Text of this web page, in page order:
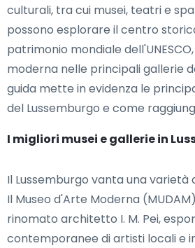
culturali, tra cui musei, teatri e
possono esplorare il centro
patrimonio mondiale
moderna nelle principali gallerie
guida mette in evidenza le
del Lussemburgo e come
I migliori musei e gallerie in
Il Lussemburgo vanta una varietà
Il Museo d'Arte Moderna
rinomato architetto I. M. Pei,
contemporanee di artisti locali e